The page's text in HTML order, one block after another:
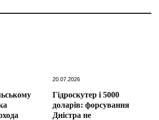
20.07.2026
Гідроскутер і 5000
доларів: форсування
Дністра не